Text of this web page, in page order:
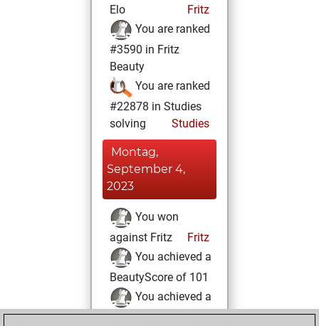
Elo
Fritz
You are ranked
#3590 in Fritz
Beauty
You are ranked
#22878 in Studies
solving
Studies
Montag,
September 4,
2023
You won
against Fritz
Fritz
You achieved a
BeautyScore of 101
You achieved a
new Elo of 1518